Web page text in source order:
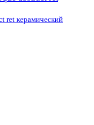
ret керамический